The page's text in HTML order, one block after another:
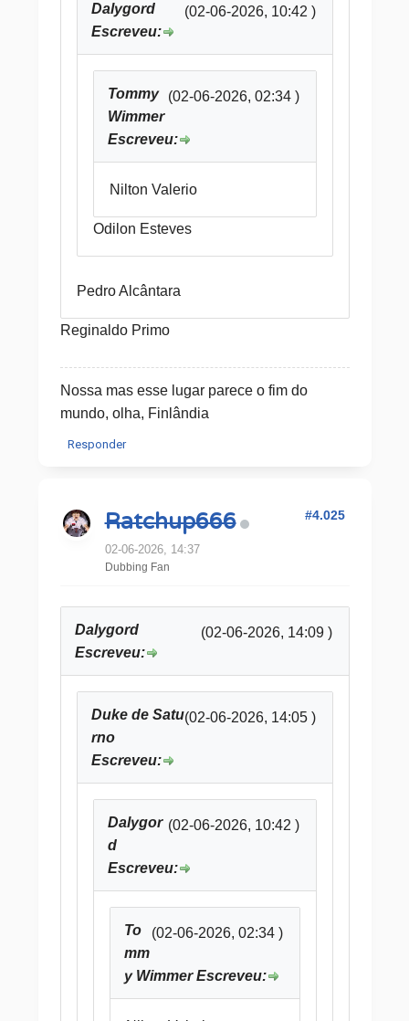
(02-06-2026, 10:42 )
Dalygord
Escreveu:
(02-06-2026, 02:34 )
Tommy
Wimmer
Escreveu:
Nilton Valerio
Odilon Esteves
Pedro Alcântara
Reginaldo Primo
Nossa mas esse lugar parece o fim do
mundo, olha, Finlândia
Responder
Ratchup666
02-06-2026, 14:37
Dubbing Fan
#4.025
(02-06-2026, 14:09 )
Dalygord
Escreveu:
(02-06-2026, 14:05 )
Duke de Satu
rno
Escreveu:
(02-06-2026, 10:42 )
Dalygor
d
Escreveu:
(02-06-2026, 02:34 )
To
mm
y Wimmer Escreveu: